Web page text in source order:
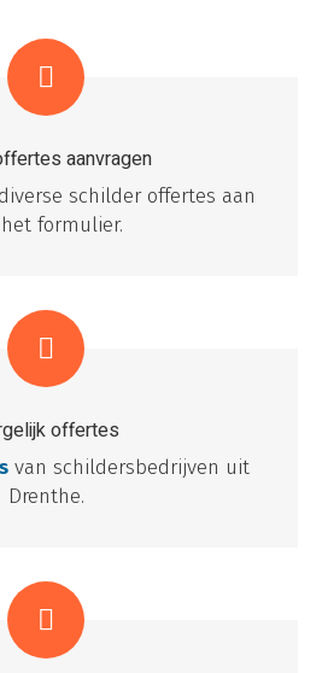
aanvragen
schilder offertes aan
formulier.
offertes
van schildersbedrijven uit
Drenthe.